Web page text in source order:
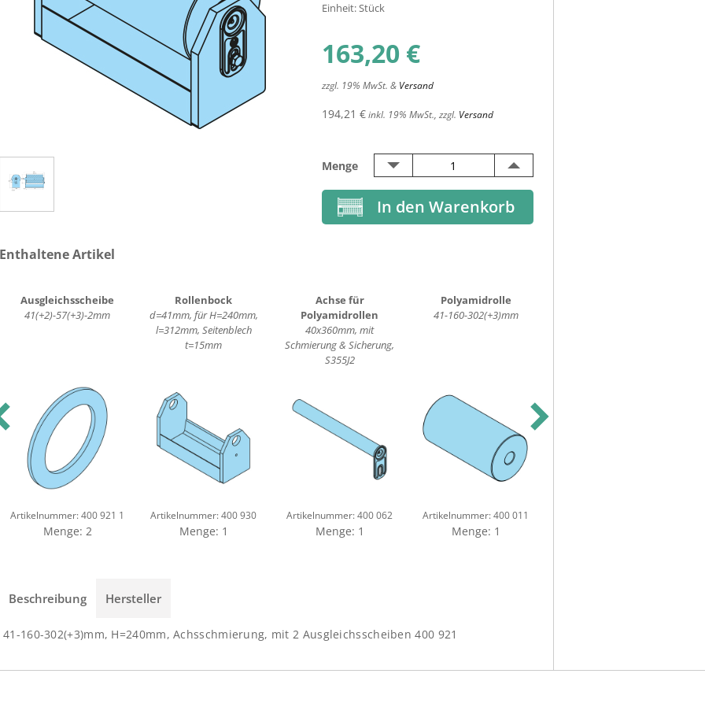
Einheit: Stück
163,20 €
zzgl. 19% MwSt. & Versand
194,21 €inkl. 19% MwSt., zzgl. Versand
Menge
Enthaltene Artikel
Ausgleichsscheibe
41(+2)-57(+3)-2mm
Artikelnummer:400 921 1
Menge: 2
Rollenbock
d=41mm, für H=240mm,
l=312mm, Seitenblech
t=15mm
Artikelnummer:400 930
Menge: 1
Achse für
Polyamidrollen
40x360mm, mit
Schmierung & Sicherung,
S355J2
Artikelnummer:400 062
Menge: 1
Polyamidrolle
41-160-302(+3)mm
Artikelnummer:400 011
Menge: 1
Next
Beschreibung Hersteller
41-160-302(+3)mm, H=240mm, Achsschmierung, mit 2 Ausgleichsscheiben 400 921